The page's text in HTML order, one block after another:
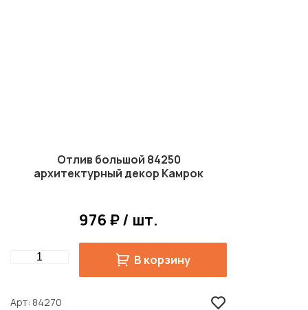
Отлив большой 84250
архитектурный декор Камрок
976 ₽ / шт.
Quantity В корзину
Арт 84270